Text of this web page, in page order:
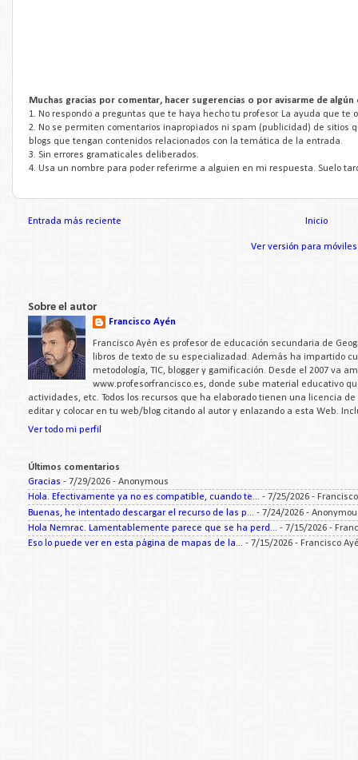
Muchas gracias por comentar, hacer sugerencias o por avisarme de
1. No respondo a preguntas que te haya hecho tu profesor. La ayuda que te
2. No se permiten comentarios inapropiados ni spam (publicidad) de sitios
blogs que tengan contenidos relacionados con la temática de la entrada.
3. Sin errores gramaticales deliberados.
4. Usa un nombre para poder referirme a alguien en mi respuesta. Suelo
Entrada más reciente Inicio
Ver versión para móviles
Sobre el autor
Francisco Ayén
Francisco Ayén es profesor de educación secundaria de
libros de texto de su especializadad. Además ha impartido
metodología, TIC, blogger y gamificación. Desde el 2007 va
www.profesorfrancisco.es, donde sube material educativo
actividades, etc. Todos los recursos que ha elaborado tienen una licencia
editar y colocar en tu web/blog citando al autor y enlazando a esta Web.
Ver todo mi perfil
Últimos comentarios
Gracias - 7/29/2026 - Anonymous
Hola. Efectivamente ya no es compatible, cuando te... - 7/25/2026 -
Buenas, he intentado descargar el recurso de las p... - 7/24/2026 -
Hola Nemrac. Lamentablemente parece que se ha perd... - 7/15/2026 -
Eso lo puede ver en esta página de mapas de la... - 7/15/2026 - Francisco